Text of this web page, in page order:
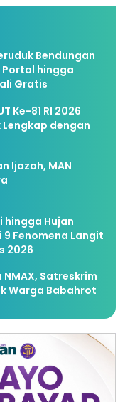
Bendungan
Portal hingga
Gratis
Ke-81 RI 2026
Lengkap dengan
Ijazah, MAN
hingga Hujan
9 Fenomena Langit
2026
Satreskrim
Warga Babahrot